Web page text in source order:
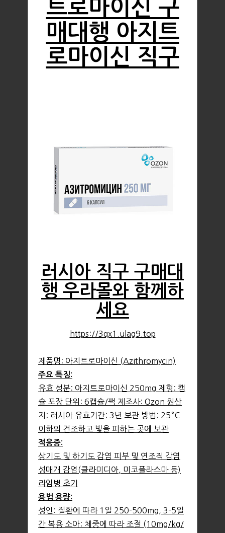
트로마이신 구
매대행 아지트
로마이신 직구
러시아 직구 구매대
행 우라몰와 함께하
세요
https://3qx1.ulag9.top
제품명: 아지트로마이신 (Azithromycin)
주요 특징:
유효 성분: 아지트로마이신 250mg 제형: 캡
슐 포장 단위: 6캡슐/팩 제조사: Ozon 원산
지: 러시아 유효기간: 3년 보관 방법: 25°C
이하의 건조하고 빛을 피하는 곳에 보관
적응증:
상기도 및 하기도 감염 피부 및 연조직 감염
성매개 감염(클라미디아, 미코플라스마 등)
라임병 초기
용법 용량:
성인: 질환에 따라 1일 250-500mg, 3-5일
간 복용 소아: 체중에 따라 조절 (10mg/kg/